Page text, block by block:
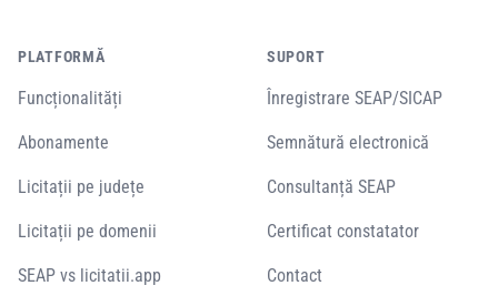
PLATFORMĂ
Funcționalități
Abonamente
Licitații pe județe
Licitații pe domenii
SEAP vs licitatii.app
SUPORT
Înregistrare SEAP/SICAP
Semnătură electronică
Consultanță SEAP
Certificat constatator
Contact